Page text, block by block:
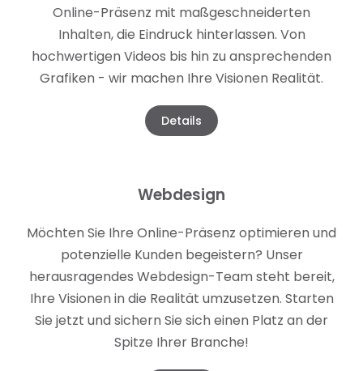
Online-Präsenz mit maßgeschneiderten
Inhalten, die Eindruck hinterlassen. Von
hochwertigen Videos bis hin zu ansprechenden
Grafiken - wir machen Ihre Visionen Realität.
Details
Webdesign
Möchten Sie Ihre Online-Präsenz optimieren und
potenzielle Kunden begeistern? Unser
herausragendes Webdesign-Team steht bereit,
Ihre Visionen in die Realität umzusetzen. Starten
Sie jetzt und sichern Sie sich einen Platz an der
Spitze Ihrer Branche!